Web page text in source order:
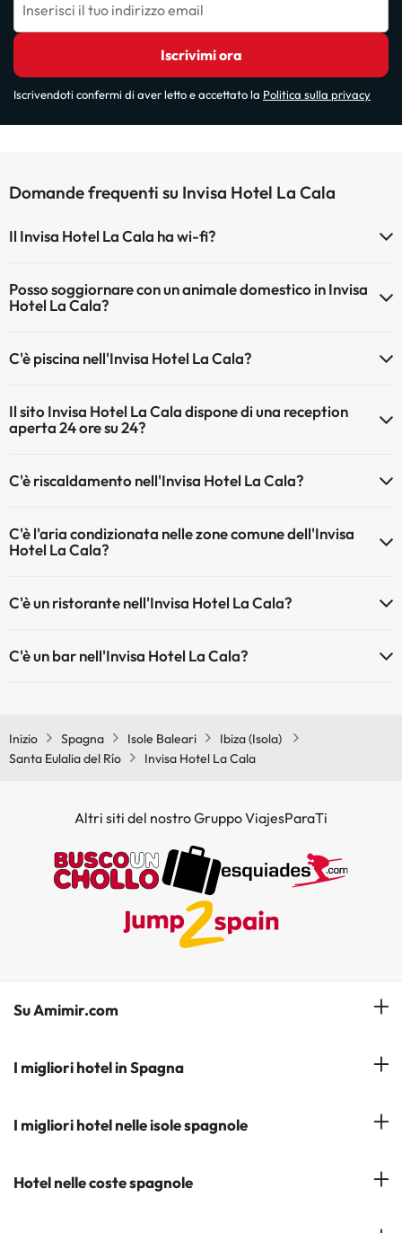
Inserisci il tuo indirizzo email
Iscrivimi ora
Iscrivendoti confermi di aver letto e accettato la Politica sulla privacy
Domande frequenti su Invisa Hotel La Cala
Il Invisa Hotel La Cala ha wi-fi?
Posso soggiornare con un animale domestico in Invisa
Hotel La Cala?
C'è piscina nell'Invisa Hotel La Cala?
Qui potete trovare maggiori informazioni sulla piscina e sulle altri
installazioni.
Il sito Invisa Hotel La Cala dispone di una reception
aperta 24 ore su 24?
C'è riscaldamento nell'Invisa Hotel La Cala?
C'è l'aria condizionata nelle zone comune dell'Invisa
Hotel La Cala?
comuni.
C'è un ristorante nell'Invisa Hotel La Cala?
C'è un bar nell'Invisa Hotel La Cala?
Inizio Spagna Isole Baleari
Ibiza (Isola)
Santa Eulalia del Río
Invisa Hotel La Cala
Altri siti del nostro Gruppo ViajesParaTi
Su Amimir.com
Il Nostro Team
Iscrivetevi alla nostra newsletter
I migliori hotel in Spagna
Hotel a Salou
Hotel a Cádiz
I migliori hotel nelle isole spagnole
Hotel a Tenerife
Hotel nelle coste spagnole